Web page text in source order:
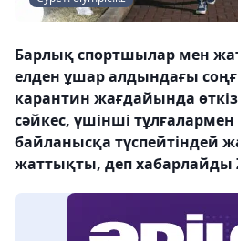
Барлық спортшылар мен
елден ұшар алдындағы
карантин жағдайында
сәйкес, үшінші тұлғалармен
байланысқа түспейтіндей
жаттықты, деп хабарлайды